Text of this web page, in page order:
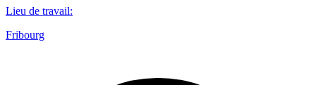
Lieu de travail:
Fribourg